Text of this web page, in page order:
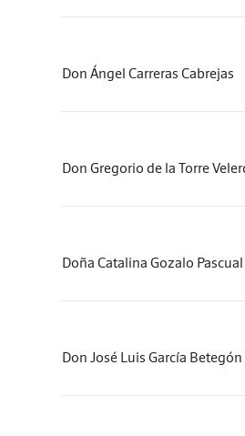
Don Ángel Carreras Cabrejas
Don Gregorio de la Torre
Doña Catalina Gozalo Pascual
Don José Luis García Betegón